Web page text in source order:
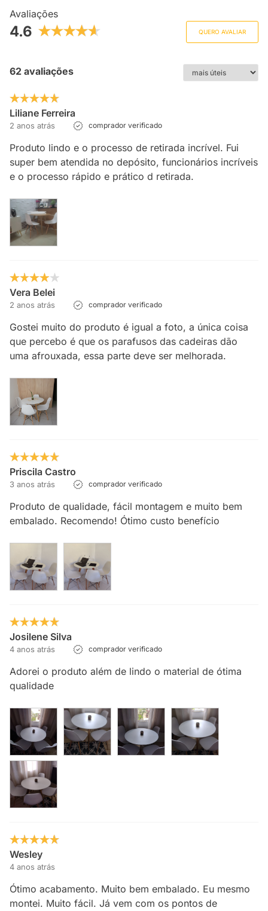
Avaliações
4.6 QUERO AVALIAR
62 avaliações
Liliane Ferreira
2 anos atrás comprador verificado
Produto lindo e o processo de retirada incrível. Fui
super bem atendida no depósito, funcionários incríveis
e o processo rápido e prático d retirada.
Vera Belei
2 anos atrás comprador verificado
Gostei muito do produto é igual a foto, a única coisa
que percebo é que os parafusos das cadeiras dão
uma afrouxada, essa parte deve ser melhorada.
Priscila Castro
3 anos atrás comprador verificado
Produto de qualidade, fácil montagem e muito bem
embalado. Recomendo! Ótimo custo benefício
Josilene Silva
4 anos atrás comprador verificado
Adorei o produto além de lindo o material de ótima
qualidade
Wesley
4 anos atrás
Ótimo acabamento. Muito bem embalado. Eu mesmo
montei. Muito fácil. Já vem com os pontos de